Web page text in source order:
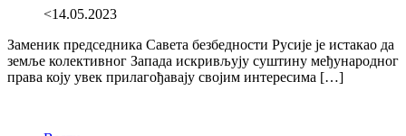
<14.05.2023
Заменик председника Савета безбедности Русије је истакао да
земље колективног Запада искривљују суштину међународног
права коју увек прилагођавају својим интересима […]